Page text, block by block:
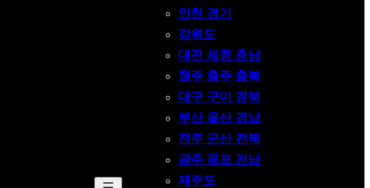
인천 경기
강원도
대전 세종 충남
청주 충주 충북
대구 구미 경북
부산 울산 경남
전주 군산 전북
광주 목포 전남
제주도